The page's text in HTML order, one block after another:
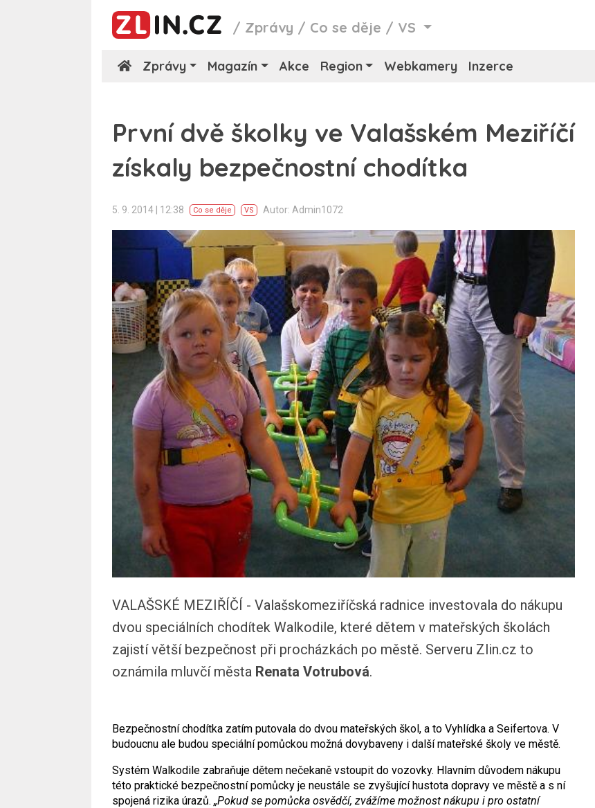
/ Zprávy / Co se děje / VS
Zprávy Magazín Akce Region Webkamery Inzerce
První dvě školky ve Valašském Meziříčí
získaly bezpečnostní chodítka
5. 9. 2014 | 12:38 Co se děje VS Autor: Admin1072
VALAŠSKÉ MEZIŘÍČÍ - Valašskomeziříčská radnice investovala do nákupu
dvou speciálních chodítek Walkodile, které dětem v mateřských školách
zajistí větší bezpečnost při procházkách po městě. Serveru Zlin.cz to
oznámila mluvčí města Renata Votrubová.
Bezpečnostní chodítka zatím putovala do dvou mateřských škol, a to Vyhlídka a Seifertova. V
budoucnu ale budou speciální pomůckou možná dovybaveny i další mateřské školy ve městě.
Systém Walkodile zabraňuje dětem nečekaně vstoupit do vozovky. Hlavním důvodem nákupu
této praktické bezpečnostní pomůcky je neustále se zvyšující hustota dopravy ve městě a s ní
spojená rizika úrazů. „Pokud se pomůcka osvědčí, zvážíme možnost nákupu i pro ostatní